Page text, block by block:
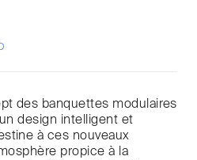
des banquettes modulaires
design intelligent et
à ces nouveaux
propice à la